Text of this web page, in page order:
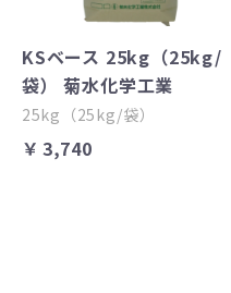
KSベース 25kg（25kg/
袋） 菊水化学工業
25kg（25kg/袋）
￥3,740